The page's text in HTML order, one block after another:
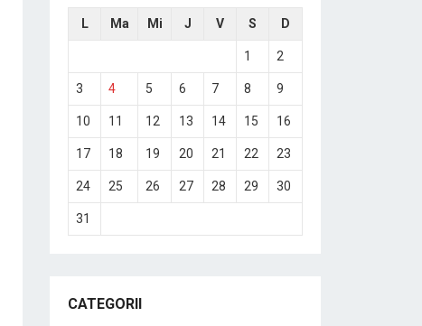
L Ma Mi J V S D
1 2
3 4 5 6 7 8 9
10 11 12 13 14 15 16
17 18 19 20 21 22 23
24 25 26 27 28 29 30
31
CATEGORII